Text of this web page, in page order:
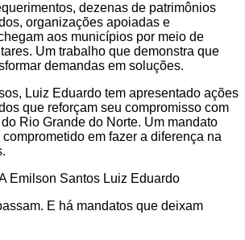
dezenas de patrimônios
organizações apoiadas e
aos municípios por meio de
Um trabalho que demonstra que
demandas em soluções.
Luiz Eduardo tem apresentado ações
que reforçam seu compromisso com
Rio Grande do Norte. Um mandato
em fazer a diferença na
Emilson Santos Luiz Eduardo
E há mandatos que deixam